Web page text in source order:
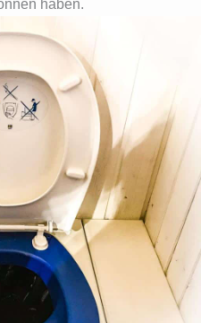
haben.